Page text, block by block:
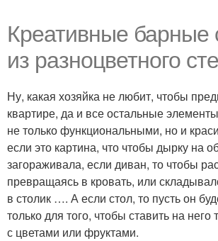
Креативные барные
из разноцветного
Ну, какая хозяйка не любит, чтобы
квартире, да и все остальные
не только функциональными, но и
если это картина, что чтобы дырку на
загораживала, если диван, то чтобы
превращаясь в кровать, или
в столик …. А если стол, то пусть он
только для того, чтобы ставить на него
с цветами или фруктами.